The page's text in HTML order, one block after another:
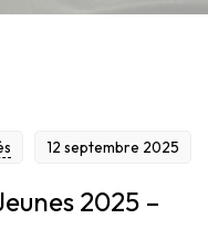
12 septembre 2025
2025 –